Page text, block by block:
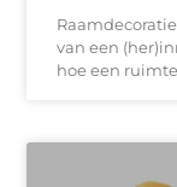
van een
hoe een